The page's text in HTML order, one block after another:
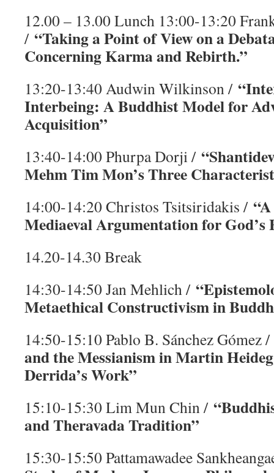
12.00 – 13.00 Lunch 13:00-13:20
/ “Taking a Point of View on a
Concerning Karma and Rebirth.”
13:20-13:40 Audwin Wilkinson /
Interbeing: A Buddhist Model for
Acquisition”
13:40-14:00 Phurpa Dorji /
Mehm Tim Mon’s Three
14:00-14:20 Christos Tsitsiridakis /
Mediaeval Argumentation for God’s
14.20-14.30 Break
14:30-14:50 Jan Mehlich /
Metaethical Constructivism in
14:50-15:10 Pablo B. Sánchez Gómez
and the Messianism in Martin
Derrida’s Work”
15:10-15:30 Lim Mun Chin /
and Theravada Tradition”
15:30-15:50 Pattamawadee